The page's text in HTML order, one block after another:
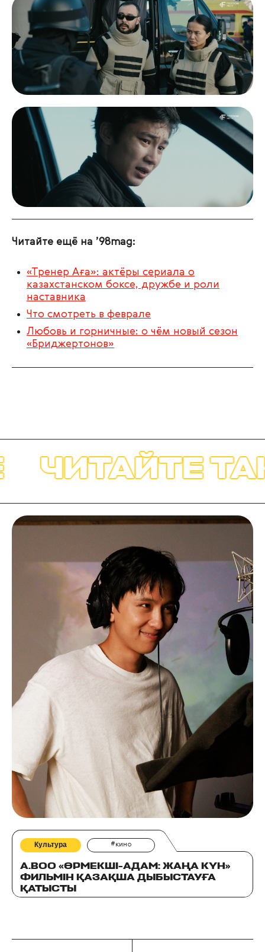
Читайте ещё на ’98mag:
«Тренер Аға»: актёры сериала о
казахстанском боксе, дружбе и роли
наставника
Что смотреть в феврале
Любовь и горничные: о чём новый сезон
«Бриджертонов»
Культура #кино
A.BOO «ӨРМЕКШІ-АДАМ: ЖАҢА КҮН»
ФИЛЬМІН ҚАЗАҚША ДЫБЫСТАУҒА
ҚАТЫСТЫ